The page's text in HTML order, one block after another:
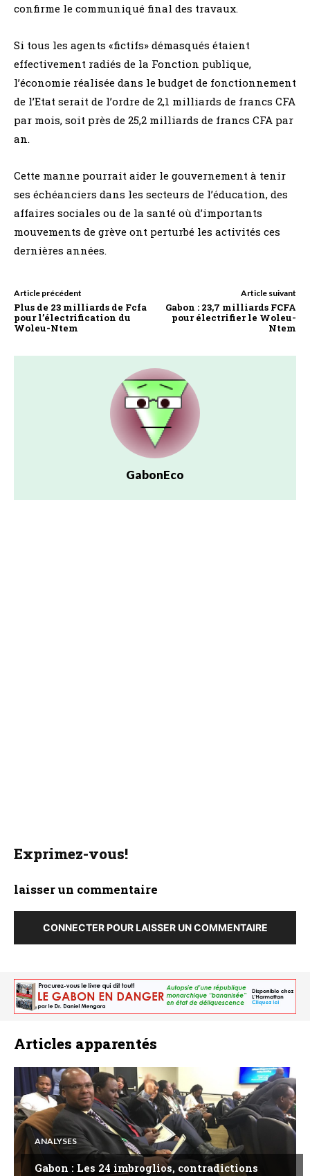
confirme le communiqué final des travaux.
Si tous les agents «fictifs» démasqués étaient
effectivement radiés de la Fonction publique,
l’économie réalisée dans le budget de fonctionnement
de l’Etat serait de l’ordre de 2,1 milliards de francs CFA
par mois, soit près de 25,2 milliards de francs CFA par
an.
Cette manne pourrait aider le gouvernement à tenir
ses échéanciers dans les secteurs de l’éducation, des
affaires sociales ou de la santé où d’importants
mouvements de grève ont perturbé les activités ces
dernières années.
Article précédent
Plus de 23 milliards de Fcfa
pour l’électrification du
Woleu-Ntem
Article suivant
Gabon : 23,7 milliards FCFA
pour électrifier le Woleu-
Ntem
GabonEco
Exprimez-vous!
laisser un commentaire
CONNECTER POUR LAISSER UN COMMENTAIRE
Articles apparentés
ANALYSES
Gabon : Les 24 imbroglios, contradictions